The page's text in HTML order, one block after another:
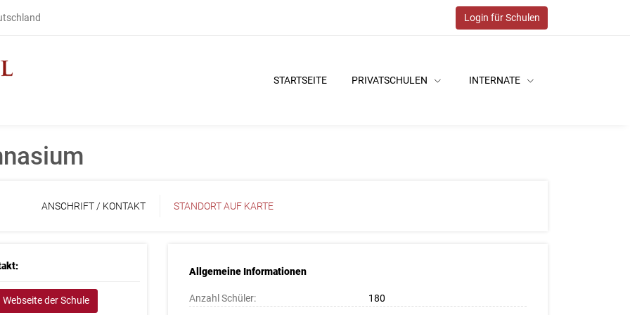
Login für Schulen
STARTSEITE PRIVATSCHULEN INTERNATE
ANSCHRIFT / KONTAKT STANDORT AUF KARTE
Webseite der Schule
Allgemeine Informationen
Anzahl Schüler: 180